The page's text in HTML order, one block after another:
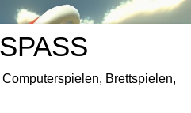
Brettspielen,